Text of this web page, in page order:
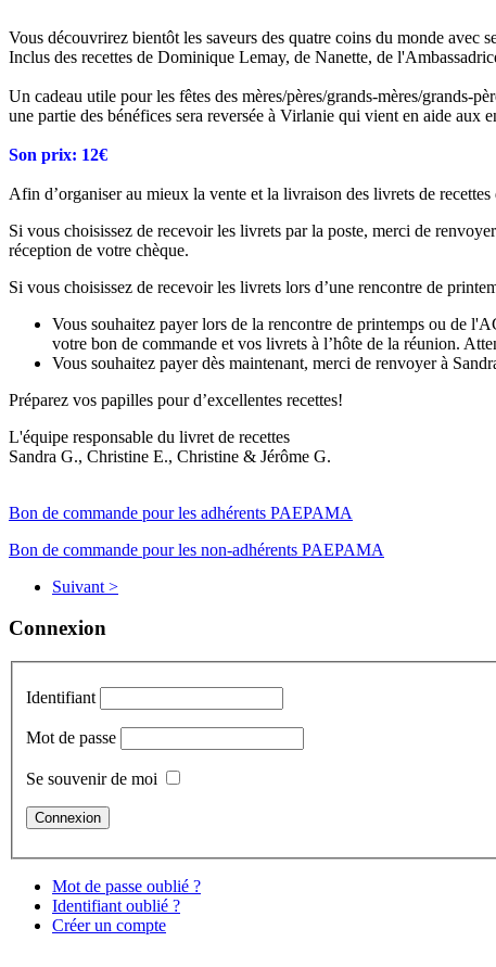
Vous découvrirez bientôt les saveurs des quatre coins du monde avec
Inclus des recettes de Dominique Lemay, de Nanette, de
Un cadeau utile pour les fêtes des mères/pères/grands-mères/grands-
une partie des bénéfices sera reversée à Virlanie qui vient en aide aux
Son prix: 12€
Afin d’organiser au mieux la vente et la livraison des livrets de
Si vous choisissez de recevoir les livrets par la poste, merci de
réception de votre chèque.
Si vous choisissez de recevoir les livrets lors d’une rencontre de
Vous souhaitez payer lors de la rencontre de printemps ou de
votre bon de commande et vos livrets à l’hôte de la réunion.
Vous souhaitez payer dès maintenant, merci de renvoyer à
Préparez vos papilles pour d’excellentes recettes!
L'équipe responsable du livret de recettes
Sandra G., Christine E., Christine & Jérôme G.
Bon de commande pour les adhérents PAEPAMA
Bon de commande pour les non-adhérents PAEPAMA
Suivant >
Connexion
Identifiant
Mot de passe
Se souvenir de moi
Mot de passe oublié ?
Identifiant oublié ?
Créer un compte